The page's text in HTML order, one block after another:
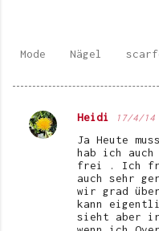
Mode Nägel
K
Heidi 17/4/14
Ja Heute
hab ich auch
frei . Ich
auch sehr
wir grad
kann
sieht aber